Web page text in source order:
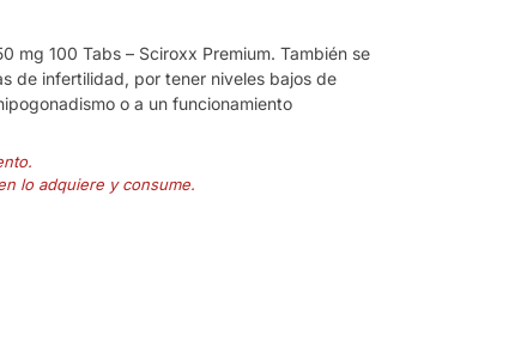
mg 100 Tabs – Sciroxx Premium. También se
de infertilidad, por tener niveles bajos de
o a un funcionamiento
lo adquiere y consume.